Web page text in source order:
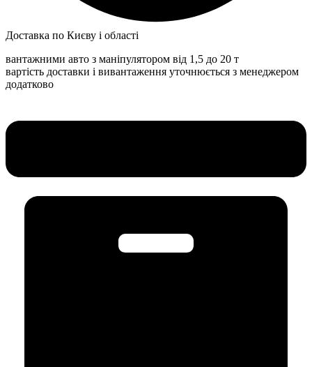
Доставка по Києву і області
вантажними авто з маніпулятором від 1,5 до 20 т
вартість доставки і вивантаження уточнюється з менеджером
додатково